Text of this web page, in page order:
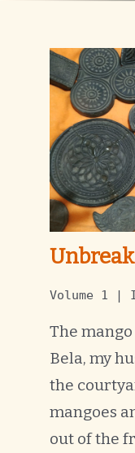
Volume 1 |
The
Bela, my
the
mangoes
out of the